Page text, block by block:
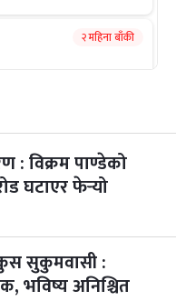
२ महिना बाँकी
२ महिना बाँकी
२ महिना बाँकी
: विक्रम पाण्डेको
घटाएर फेर्‍यो
सुकुमवासी :
भविष्य अनिश्चित